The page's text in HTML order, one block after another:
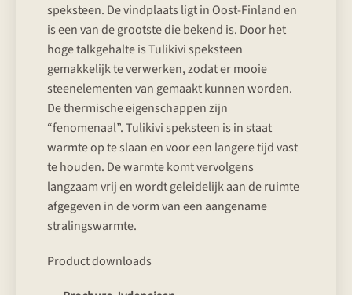
speksteen. De vindplaats ligt in Oost-Finland en
is een van de grootste die bekend is. Door het
hoge talkgehalte is Tulikivi speksteen
gemakkelijk te verwerken, zodat er mooie
steenelementen van gemaakt kunnen worden.
De thermische eigenschappen zijn
“fenomenaal”. Tulikivi speksteen is in staat
warmte op te slaan en voor een langere tijd vast
te houden. De warmte komt vervolgens
langzaam vrij en wordt geleidelijk aan de ruimte
afgegeven in de vorm van een aangename
stralingswarmte.
Product downloads